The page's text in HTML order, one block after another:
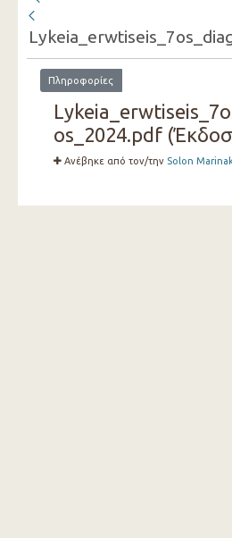
Πληροφορίες
os_2024.pdf
Ανέβηκε από τον/την Solon